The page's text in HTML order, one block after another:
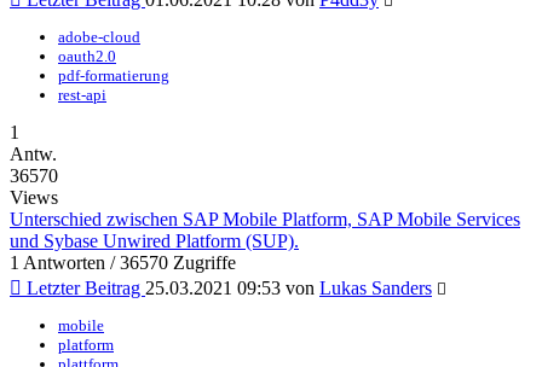
adobe-cloud
oauth2.0
pdf-formatierung
rest-api
1
Antw.
36570
Views
Unterschied zwischen SAP Mobile Platform, SAP Mobile Services
und Sybase Unwired Platform (SUP).
1 Antworten / 36570 Zugriffe
Letzter Beitrag 25.03.2021 09:53 von Lukas Sanders
mobile
platform